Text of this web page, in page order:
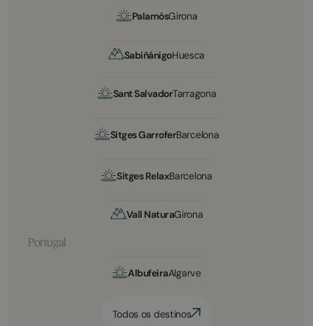
PalamósGirona
SabiñánigoHuesca
Sant SalvadorTarragona
Sitges GarroferBarcelona
Sitges RelaxBarcelona
Vall NaturaGirona
Portugal
AlbufeiraAlgarve
Todos os destinos